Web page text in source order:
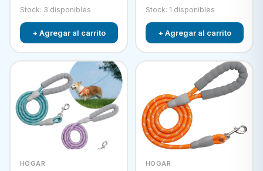
Stock: 3 disponibles
+ Agregar al carrito
Stock: 1 disponibles
+ Agregar al carrito
HOGAR HOGAR